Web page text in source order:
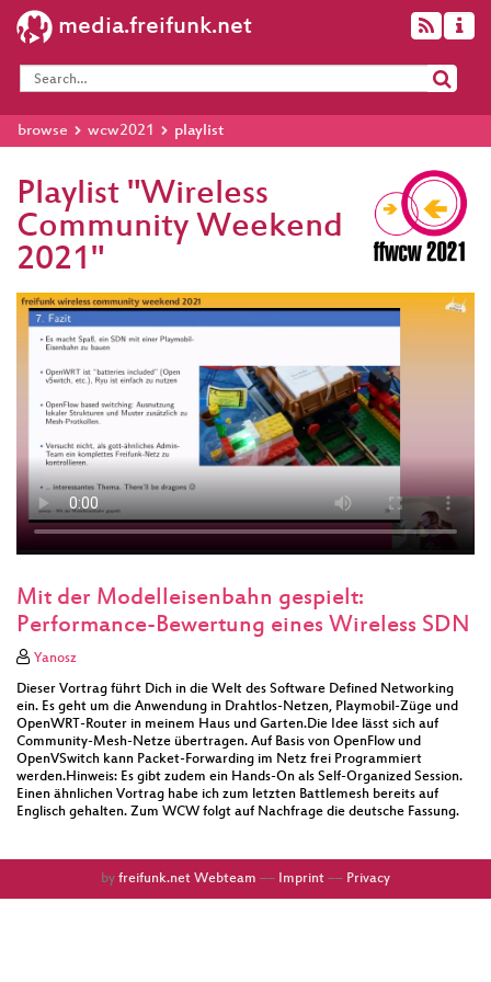
media.freifunk.net
browse wcw2021 playlist
Playlist "Wireless
Community Weekend
2021"
Mit der Modelleisenbahn gespielt:
Performance-Bewertung eines Wireless SDN
Yanosz
Dieser Vortrag führt Dich in die Welt des Software Defined Networking
ein. Es geht um die Anwendung in Drahtlos-Netzen, Playmobil-Züge und
OpenWRT-Router in meinem Haus und Garten.Die Idee lässt sich auf
Community-Mesh-Netze übertragen. Auf Basis von OpenFlow und
OpenVSwitch kann Packet-Forwarding im Netz frei Programmiert
werden.Hinweis: Es gibt zudem ein Hands-On als Self-Organized Session.
Einen ähnlichen Vortrag habe ich zum letzten Battlemesh bereits auf
Englisch gehalten. Zum WCW folgt auf Nachfrage die deutsche Fassung.
by freifunk.net Webteam –– Imprint –– Privacy